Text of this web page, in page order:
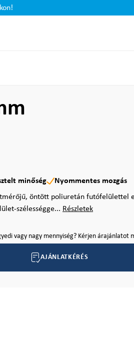
minőség
Nyommentes mozgás
öntött poliuretán futófelülettel
szélességge... Részletek
vagy nagy mennyiség? Kérjen árajánlatot
AJÁNLATKÉRÉS